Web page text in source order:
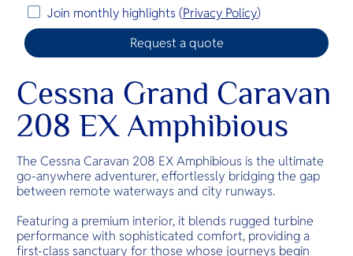
Join monthly highlights (Privacy Policy)
Cessna Grand Caravan
208 EX Amphibious
The Cessna Caravan 208 EX Amphibious is the ultimate
go-anywhere adventurer, effortlessly bridging the gap
between remote waterways and city runways.
Featuring a premium interior, it blends rugged turbine
performance with sophisticated comfort, providing a
first-class sanctuary for those whose journeys begin